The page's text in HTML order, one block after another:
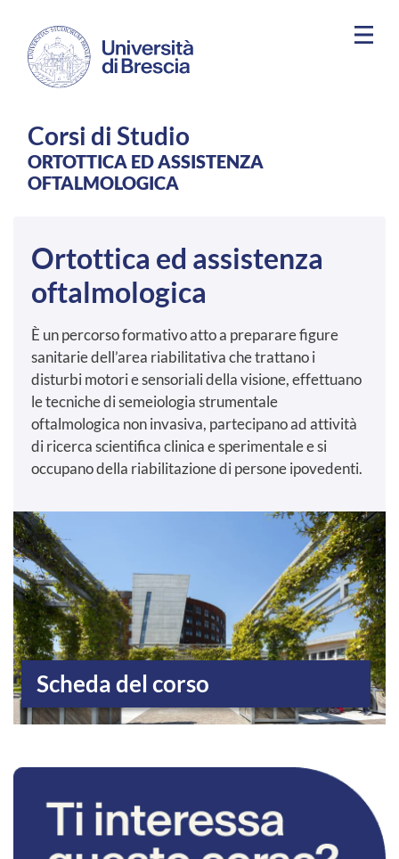
Corsi di Studio
ORTOTTICA ED ASSISTENZA
OFTALMOLOGICA
Ortottica ed assistenza
oftalmologica
È un percorso formativo atto a preparare figure
sanitarie dell’area riabilitativa che trattano i
disturbi motori e sensoriali della visione, effettuano
le tecniche di semeiologia strumentale
oftalmologica non invasiva, partecipano ad attività
di ricerca scientifica clinica e sperimentale e si
occupano della riabilitazione di persone ipovedenti.
Scheda del corso
RICHIEDI INFORMAZIONI SUL CORSO